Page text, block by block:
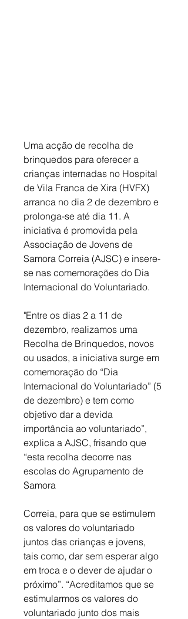
Uma acção de recolha de
brinquedos para oferecer a
crianças internadas no Hospital
de Vila Franca de Xira (HVFX)
arranca no dia 2 de dezembro e
prolonga-se até dia 11. A
iniciativa é promovida pela
Associação de Jovens de
Samora Correia (AJSC) e insere-
se nas comemorações do Dia
Internacional do Voluntariado.
"Entre os dias 2 a 11 de
dezembro, realizamos uma
Recolha de Brinquedos, novos
ou usados, a iniciativa surge em
comemoração do “Dia
Internacional do Voluntariado” (5
de dezembro) e tem como
objetivo dar a devida
importância ao voluntariado”,
explica a AJSC, frisando que
“esta recolha decorre nas
escolas do Agrupamento de
Samora
Correia, para que se estimulem
os valores do voluntariado
juntos das crianças e jovens,
tais como, dar sem esperar algo
em troca e o dever de ajudar o
próximo”. “Acreditamos que se
estimularmos os valores do
voluntariado junto dos mais